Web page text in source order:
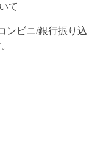
て
ンビニ/銀行振り込